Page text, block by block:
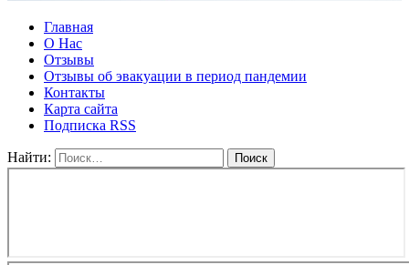
Главная
О Нас
Отзывы
Отзывы об эвакуации в период пандемии
Контакты
Карта сайта
Подписка RSS
Найти: